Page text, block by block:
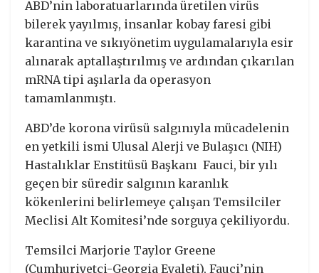
ABD’nin laboratuarlarında üretilen virüs
bilerek yayılmış, insanlar kobay faresi gibi
karantina ve sıkıyönetim uygulamalarıyla esir
alınarak aptallaştırılmış ve ardından çıkarılan
mRNA tipi aşılarla da operasyon
tamamlanmıştı.
ABD’de korona virüsü salgınıyla mücadelenin
en yetkili ismi Ulusal Alerji ve Bulaşıcı (NIH)
Hastalıklar Enstitüsü Başkanı Fauci, bir yılı
geçen bir süredir salgının karanlık
kökenlerini belirlemeye çalışan Temsilciler
Meclisi Alt Komitesi’nde sorguya çekiliyordu.
Temsilci Marjorie Taylor Greene
(Cumhuriyetçi-Georgia Eyaleti), Fauci’nin